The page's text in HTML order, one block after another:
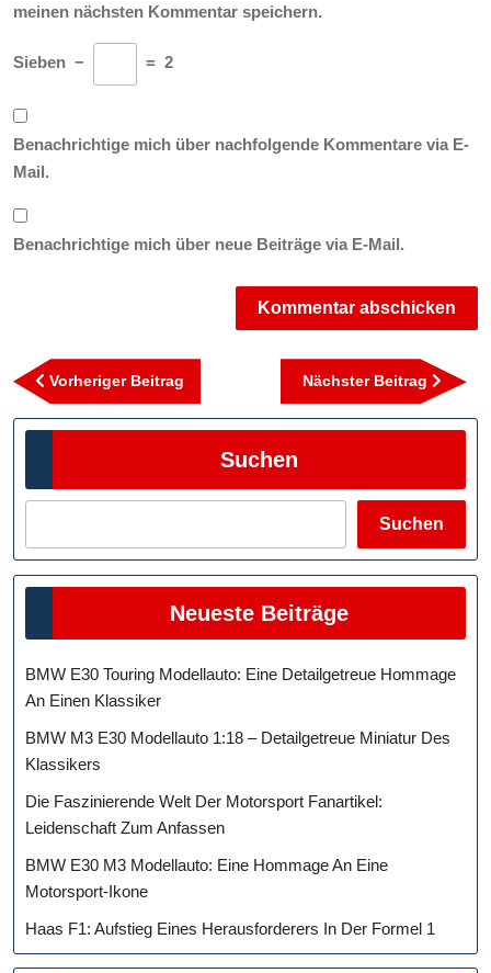
meinen nächsten Kommentar speichern.
Sieben − = 2
Benachrichtige mich über nachfolgende Kommentare via E-
Mail.
Benachrichtige mich über neue Beiträge via E-Mail.
Beitragsnavigation
Vorheriger Beitrag
Beitrag
Nächster Beitrag
Suchen
Suchen
Neueste Beiträge
BMW E30 Touring Modellauto: Eine Detailgetreue Hommage
An Einen Klassiker
BMW M3 E30 Modellauto 1:18 – Detailgetreue Miniatur Des
Klassikers
Die Faszinierende Welt Der Motorsport Fanartikel:
Leidenschaft Zum Anfassen
BMW E30 M3 Modellauto: Eine Hommage An Eine
Motorsport-Ikone
Haas F1: Aufstieg Eines Herausforderers In Der Formel 1